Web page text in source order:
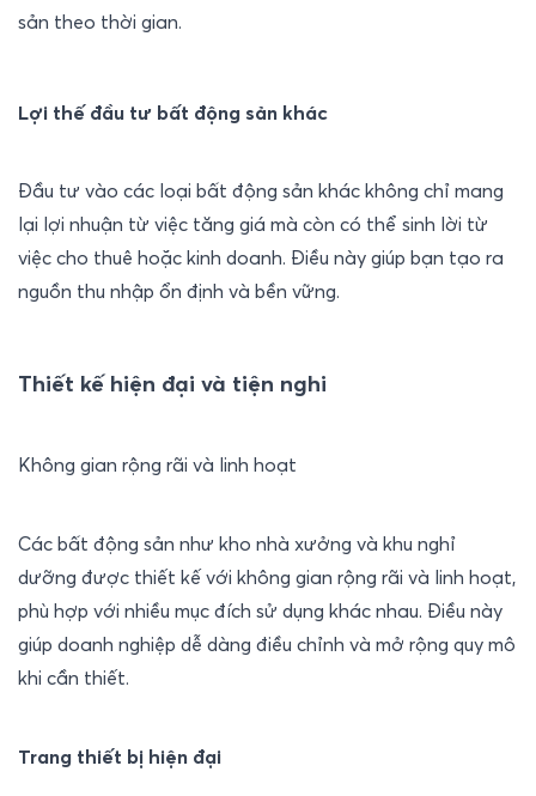
sản theo thời gian.
Lợi thế đầu tư bất động sản khác
Đầu tư vào các loại bất động sản khác không chỉ mang
lại lợi nhuận từ việc tăng giá mà còn có thể sinh lời từ
việc cho thuê hoặc kinh doanh. Điều này giúp bạn tạo ra
nguồn thu nhập ổn định và bền vững.
Thiết kế hiện đại và tiện nghi
Không gian rộng rãi và linh hoạt
Các bất động sản như kho nhà xưởng và khu nghỉ
dưỡng được thiết kế với không gian rộng rãi và linh hoạt,
phù hợp với nhiều mục đích sử dụng khác nhau. Điều này
giúp doanh nghiệp dễ dàng điều chỉnh và mở rộng quy mô
khi cần thiết.
Trang thiết bị hiện đại